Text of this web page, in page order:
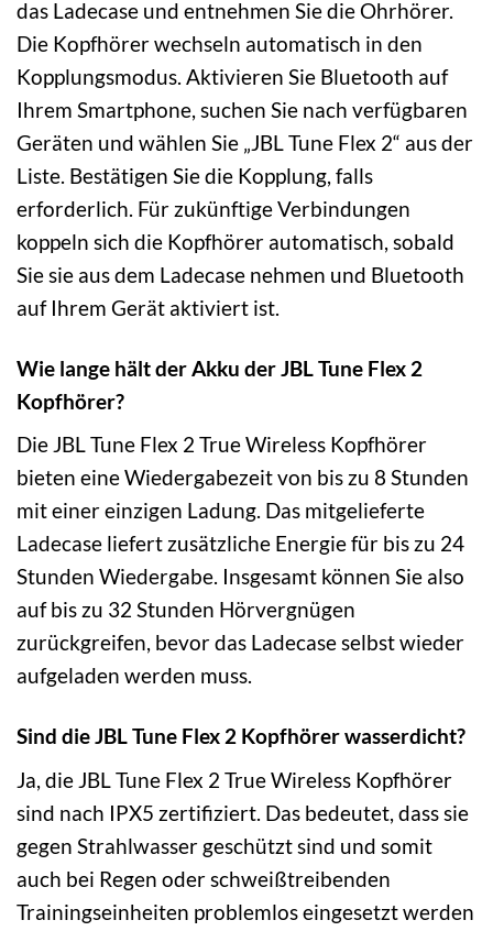
das Ladecase und entnehmen Sie die Ohrhörer.
Die Kopfhörer wechseln automatisch in den
Kopplungsmodus. Aktivieren Sie Bluetooth auf
Ihrem Smartphone, suchen Sie nach verfügbaren
Geräten und wählen Sie „JBL Tune Flex 2“ aus der
Liste. Bestätigen Sie die Kopplung, falls
erforderlich. Für zukünftige Verbindungen
koppeln sich die Kopfhörer automatisch, sobald
Sie sie aus dem Ladecase nehmen und Bluetooth
auf Ihrem Gerät aktiviert ist.
Wie lange hält der Akku der JBL Tune Flex 2
Kopfhörer?
Die JBL Tune Flex 2 True Wireless Kopfhörer
bieten eine Wiedergabezeit von bis zu 8 Stunden
mit einer einzigen Ladung. Das mitgelieferte
Ladecase liefert zusätzliche Energie für bis zu 24
Stunden Wiedergabe. Insgesamt können Sie also
auf bis zu 32 Stunden Hörvergnügen
zurückgreifen, bevor das Ladecase selbst wieder
aufgeladen werden muss.
Sind die JBL Tune Flex 2 Kopfhörer wasserdicht?
Ja, die JBL Tune Flex 2 True Wireless Kopfhörer
sind nach IPX5 zertifiziert. Das bedeutet, dass sie
gegen Strahlwasser geschützt sind und somit
auch bei Regen oder schweißtreibenden
Trainingseinheiten problemlos eingesetzt werden